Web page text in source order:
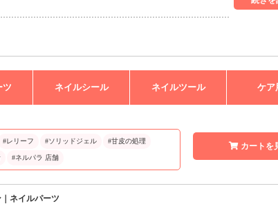
ツ ネイルシール ネイルツール ケア
#レリーフ #ソリッドジェル #甘皮の処理
#ネルパラ 店舗
カートを
ネイルパーツ